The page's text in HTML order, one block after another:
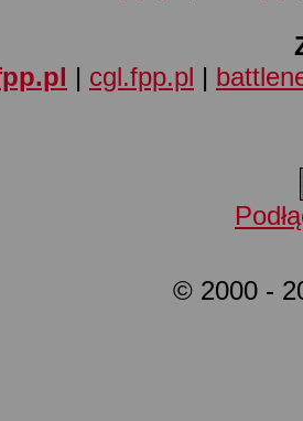
| cgl.fpp.pl |
© 2000 -